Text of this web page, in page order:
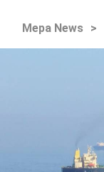
Mepa News >